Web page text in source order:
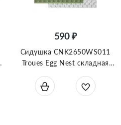
590 ₽
Сидушка CNK2650WS011
Troues Egg Nest складная